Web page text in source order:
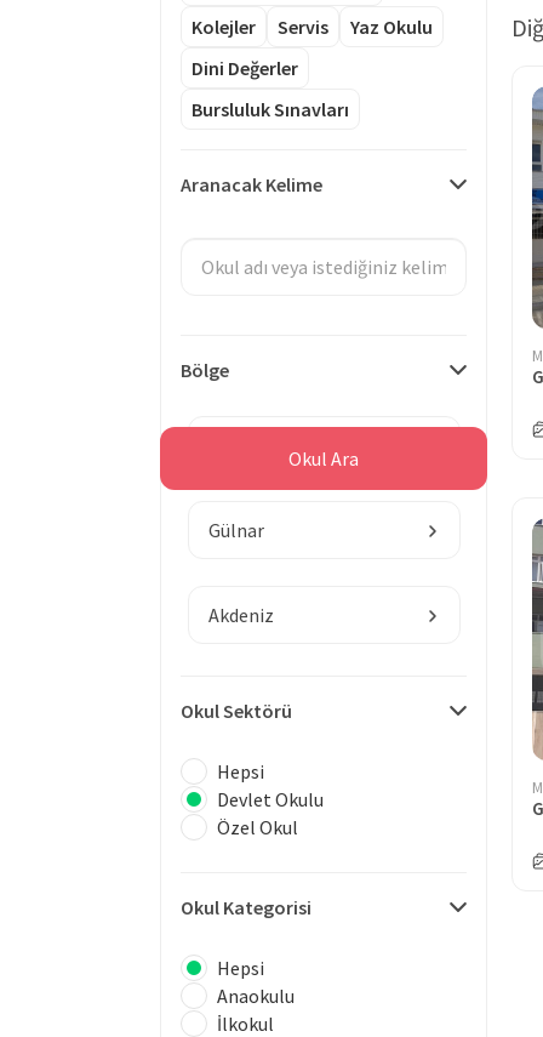
Kolejler
Servis
Yaz Okulu
Dini Değerler
Bursluluk Sınavları
Aranacak Kelime
Bölge
Gülnar
Akdeniz
Okul Sektörü
Hepsi
Devlet Okulu
Özel Okul
Okul Kategorisi
Hepsi
Anaokulu
İlkokul
Okul Ara